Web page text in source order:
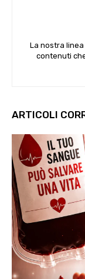
La nostra
contenuti
ARTICOLI